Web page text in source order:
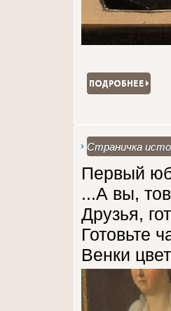
Страничка
Первый
...А вы,
Друзья,
Готовьте
Венки